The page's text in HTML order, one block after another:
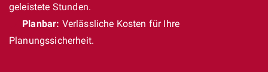
geleistete Stunden.
Planbar: Verlässliche Kosten für Ihre
Planungssicherheit.